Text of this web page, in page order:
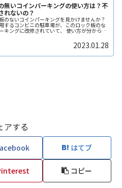
無いコインパーキングの使い方は？不
れないの？
のないコインパーキングを見かけませんか？
するコンビニの駐車場が、このロック板のな
キングに改修されていて、 使い方が分からず
った経験があります。 そこで、ここではロッ
コインパーキングの使い方や、ロック板がない
われないの？などその辺りも含めて解説しま
2023.01.28
アする
はてブ
コピー